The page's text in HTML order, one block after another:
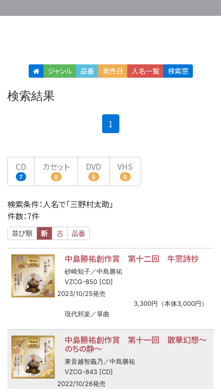
ジャンル 品番 発売日 人名一覧 検索窓
検索結果
1
CD
7
カセット
0
DVD
0
VHS
0
検索条件：人名で「三野村太助」
件数：7件
並び順 新 古 品番
中島勝祐創作賞 第十二回 牛窓詩抄
砂崎知子／中島勝祐
VZCG-850 [CD]
2023/10/25発売
3,300円（本体3,000円）
現代邦楽／箏曲
中島勝祐創作賞 第十一回 散華幻想～
のちの静～
東音越智義乃／中島勝祐
VZCG-843 [CD]
2022/10/26発売